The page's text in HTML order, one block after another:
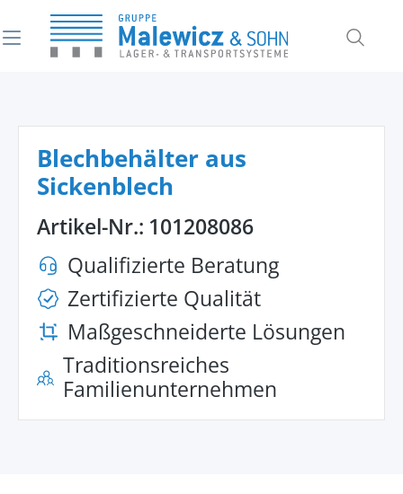
springen
Blechbehälter aus
Sickenblech
Artikel-Nr.: 101208086
Qualifizierte Beratung
Zertifizierte Qualität
Maßgeschneiderte Lösungen
Traditionsreiches
Familienunternehmen